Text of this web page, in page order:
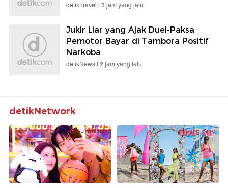
detikTravel | 3 jam yang lalu
Jukir Liar yang Ajak Duel-Paksa
Pemotor Bayar di Tambora Positif
Narkoba
detikNews | 2 jam yang lalu
detikNetwork